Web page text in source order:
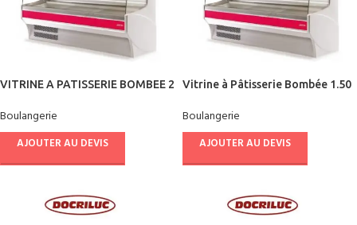
VITRINE A PATISSERIE BOMBEE 2
Boulangerie
AJOUTER AU DEVIS
Vitrine à Pâtisserie Bombée 1.50
Boulangerie
AJOUTER AU DEVIS